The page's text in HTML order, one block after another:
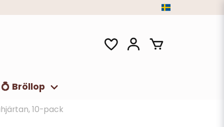
💍 Bröllop
10-pack